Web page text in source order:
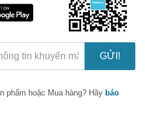
GỬI!
phẩm hoặc Mua hàng? Hãy báo
Bỏ Lỡ! 🎁
Riêng Cho Bạn
kỳ đơn hàng nào.